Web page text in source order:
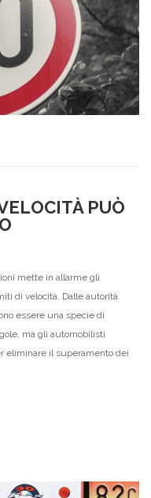
PUÒ
mette in allarme gli
di velocità. Dalle autorità
essere una specie di
ma gli automobilisti
eliminare il superamento dei